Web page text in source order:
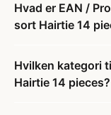
Hvad er EAN /
sort Hairtie 14
Hvilken kategori
Hairtie 14 pieces?